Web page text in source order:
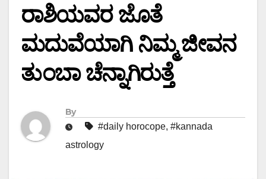
ರಾಶಿಯವರ ಜೊತೆ
ಮದುವೆಯಾಗಿ ನಿಮ್ಮ ಜೀವನ
ತುಂಬಾ ಚೆನ್ನಾಗಿರುತ್ತೆ
By
#daily horocope, #kannada
astrology